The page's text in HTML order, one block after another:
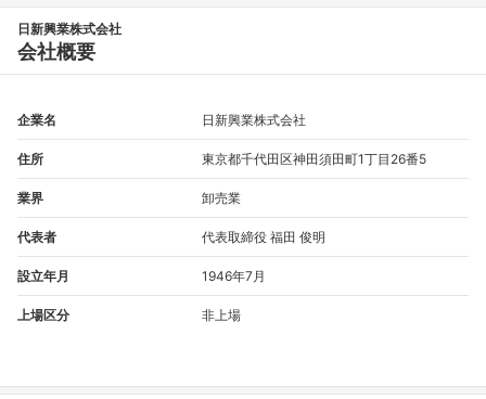
日新興業株式会社
会社概要
企業名 日新興業株式会社
住所 東京都千代田区神田須田町1丁目26番5
業界 卸売業
代表者 代表取締役 福田 俊明
設立年月 1946年7月
上場区分 非上場